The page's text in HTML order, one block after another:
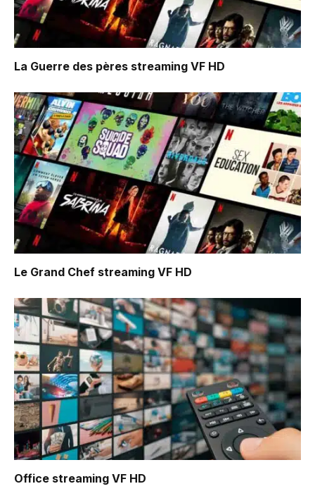
La Guerre des pères streaming VF HD
Le Grand Chef streaming VF HD
Office streaming VF HD